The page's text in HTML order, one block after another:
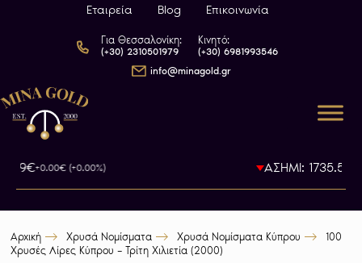
Εταιρεία Blog Επικοινωνία
Για Θεσσαλονίκη:
(+30) 2310501979
Κινητό:
(+30) 6981993546
info@minagold.gr
+0.00€ (+0.00%) ΑΣΗΜΙ: 1735.5€
Αρχική Χρυσά Νομίσματα Χρυσά Νομίσματα Κύπρου
100
Χρυσές Λίρες Κύπρου – Τρίτη Χιλιετία (2000)